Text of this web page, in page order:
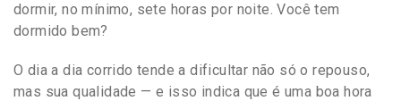
dormir, no mínimo, sete horas por noite. Você tem
dormido bem?
O dia a dia corrido tende a dificultar não só o repouso,
mas sua qualidade — e isso indica que é uma boa hora